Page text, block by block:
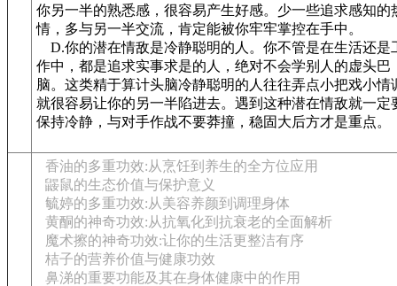
你另一半的熟悉感，很容易产生好感。少一些追求感知的
情，多与另一半交流，肯定能被你牢牢掌控在手中。
D.你的潜在情敌是冷静聪明的人。你不管是在生活还是
作中，都是追求实事求是的人，绝对不会学别人的虚头巴
脑。这类精于算计头脑冷静聪明的人往往弄点小把戏小情
就很容易让你的另一半陷进去。遇到这种潜在情敌就一定
保持冷静，与对手作战不要莽撞，稳固大后方才是重点。
香油的多重功效:从烹饪到养生的全方位应用
鼹鼠的生态价值与保护意义
毓婷的多重功效:从美容养颜到调理身体
黄酮的神奇功效:从抗氧化到抗衰老的全面解析
魔术擦的神奇功效:让你的生活更整洁有序
桔子的营养价值与健康功效
鼻涕的重要功能及其在身体健康中的作用